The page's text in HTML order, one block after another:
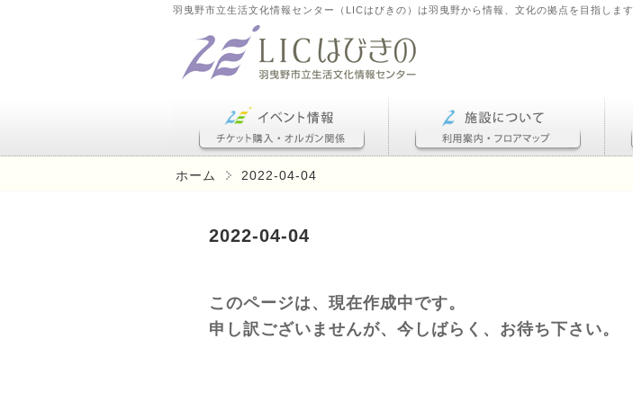
羽曳野市立生活文化情報センター（LICはびきの）は羽曳野から情報、文化の拠点を目指します
ホーム 2022-04-04
2022-04-04
このページは、現在作成中です。
申し訳ございませんが、今しばらく、お待ち下さい。